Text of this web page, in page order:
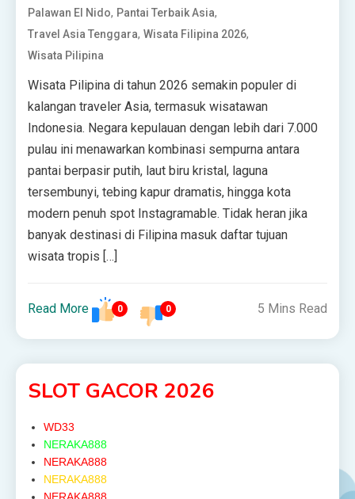
Palawan El Nido, Pantai Terbaik Asia,
Travel Asia Tenggara,Wisata Filipina 2026,
Wisata Pilipina
Wisata Pilipina di tahun 2026 semakin populer di
kalangan traveler Asia, termasuk wisatawan
Indonesia. Negara kepulauan dengan lebih dari 7.000
pulau ini menawarkan kombinasi sempurna antara
pantai berpasir putih, laut biru kristal, laguna
tersembunyi, tebing kapur dramatis, hingga kota
modern penuh spot Instagramable. Tidak heran jika
banyak destinasi di Filipina masuk daftar tujuan
wisata tropis […]
Read More 0 0 5 Mins Read
SLOT GACOR 2026
WD33
NERAKA888
NERAKA888
NERAKA888
NERAKA888